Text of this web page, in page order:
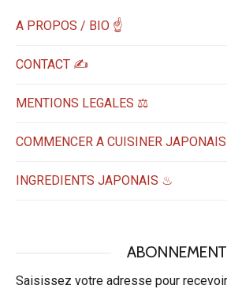
A PROPOS / BIO ☝
CONTACT ✍️
MENTIONS LEGALES ⚖️
COMMENCER A CUISINER JAPONAIS
INGREDIENTS JAPONAIS ♨
ABONNEMENT
Saisissez votre adresse pour